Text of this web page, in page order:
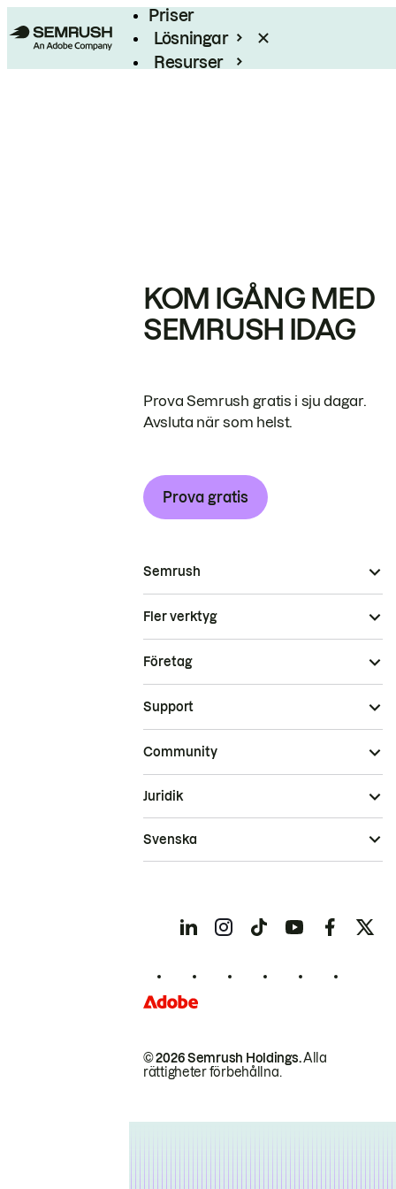
Priser
Lösningar
Resurser
KOM IGÅNG MED
SEMRUSH IDAG
Prova Semrush gratis i sju dagar.
Avsluta när som helst.
Prova gratis
Semrush
Fler verktyg
Företag
Support
Community
© 2026 Semrush Holdings.Alla
rättigheter förbehållna.
Juridik
Svenska